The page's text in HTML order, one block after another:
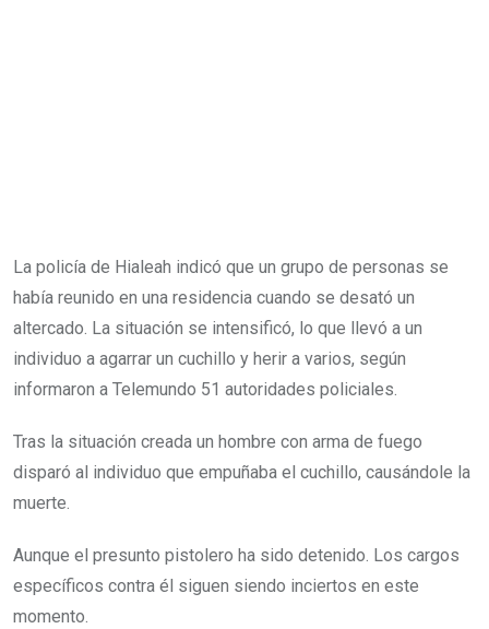
La policía de Hialeah indicó que un grupo de personas se
había reunido en una residencia cuando se desató un
altercado. La situación se intensificó, lo que llevó a un
individuo a agarrar un cuchillo y herir a varios, según
informaron a Telemundo 51 autoridades policiales.
Tras la situación creada un hombre con arma de fuego
disparó al individuo que empuñaba el cuchillo, causándole la
muerte.
Aunque el presunto pistolero ha sido detenido. Los cargos
específicos contra él siguen siendo inciertos en este
momento.